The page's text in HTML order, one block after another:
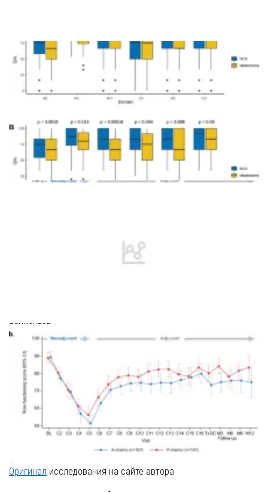
Графики снижения физической активности в ходе
химиотерапии
пациентов
Оригинал исследования на сайте автора